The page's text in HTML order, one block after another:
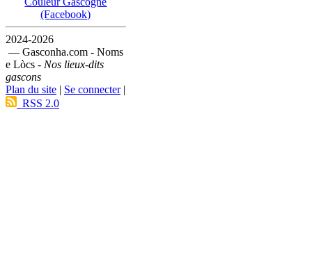
(Facebook)
2024-2026
— Gasconha.com - Noms
e Lòcs - Nos lieux-dits
gascons
Plan du site | Se connecter|
RSS 2.0